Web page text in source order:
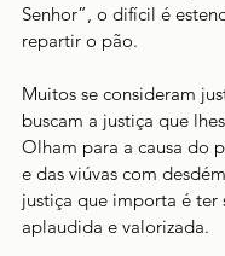
Senhor”, o difícil é
repartir o pão.
Muitos se consideram
buscam a justiça que
Olham para a causa do
e das viúvas com
justiça que importa é ter
aplaudida e valorizada.